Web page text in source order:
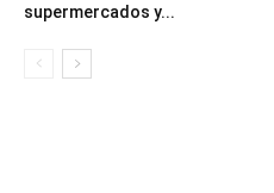
supermercados y...